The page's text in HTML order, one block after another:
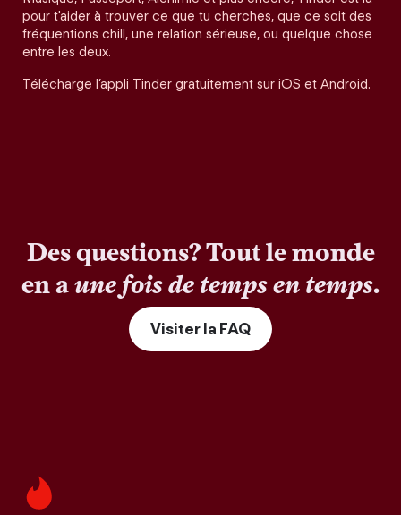
pour t'aider à trouver ce que tu cherches, que ce soit des
fréquentions chill, une relation sérieuse, ou quelque chose
entre les deux.
Télécharge l’appli Tinder gratuitement sur iOS et Android.
Des questions? Tout le monde
en aune fois de temps en temps.
Visiter la FAQ